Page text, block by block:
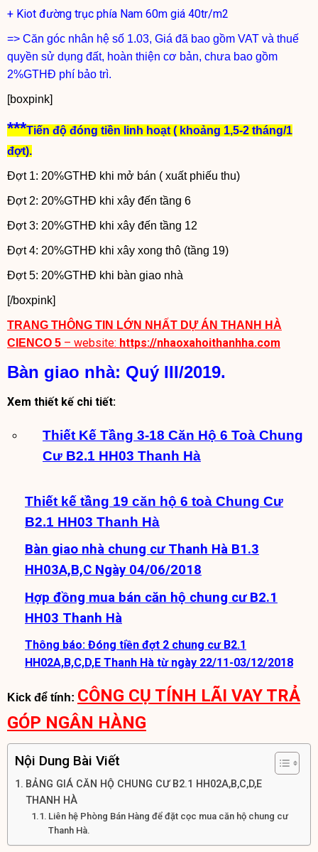
+ Kiot đường trục phía Nam 60m giá 40tr/m2
=> Căn góc nhân hệ số 1.03, Giá đã bao gồm VAT và thuế
quyền sử dụng đất, hoàn thiện cơ bản, chưa bao gồm
2%GTHĐ phí bảo trì.
[boxpink]
***Tiến độ đóng tiền linh hoạt ( khoảng 1,5-2 tháng/1
đợt).
Đợt 1: 20%GTHĐ khi mở bán ( xuất phiếu thu)
Đợt 2: 20%GTHĐ khi xây đến tầng 6
Đợt 3: 20%GTHĐ khi xây đến tầng 12
Đợt 4: 20%GTHĐ khi xây xong thô (tầng 19)
Đợt 5: 20%GTHĐ khi bàn giao nhà
[/boxpink]
TRANG THÔNG TIN LỚN NHẤT DỰ ÁN THANH HÀ
CIENCO 5 – website: https://nhaoxahoithanhha.com
Bàn giao nhà: Quý III/2019.
Xem thiết kế chi tiết:
Thiết Kế Tầng 3-18 Căn Hộ 6 Toà Chung
Cư B2.1 HH03 Thanh Hà
Thiết kế tầng 19 căn hộ 6 toà Chung Cư
B2.1 HH03 Thanh Hà
Bàn giao nhà chung cư Thanh Hà B1.3
HH03A,B,C Ngày 04/06/2018
Hợp đồng mua bán căn hộ chung cư B2.1
HH03 Thanh Hà
Thông báo: Đóng tiền đợt 2 chung cư B2.1
HH02A,B,C,D,E Thanh Hà từ ngày 22/11-03/12/2018
Kick để tính: CÔNG CỤ TÍNH LÃI VAY TRẢ
GÓP NGÂN HÀNG
Nội Dung Bài Viết
BẢNG GIÁ CĂN HỘ CHUNG CƯ B2.1 HH02A,B,C,D,E
THANH HÀ
Liên hệ Phòng Bán Hàng để đặt cọc mua căn hộ chung cư
Thanh Hà.